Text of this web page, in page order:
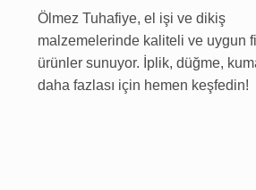
Ölmez Tuhafiye, el işi ve dikiş
malzemelerinde kaliteli ve uygun
ürünler sunuyor. İplik, düğme,
daha fazlası için hemen keşfedin!